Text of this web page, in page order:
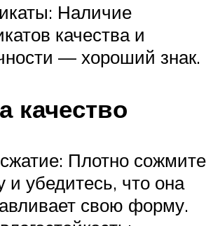
Наличие
качества и
— хороший знак.
качество
Плотно сожмите
и убедитесь, что она
свою форму.